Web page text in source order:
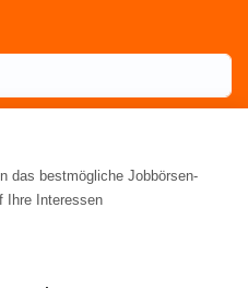
Rahmen- und Lohntarifvertrag
das bestmögliche Jobbörsen-
Ihre Interessen